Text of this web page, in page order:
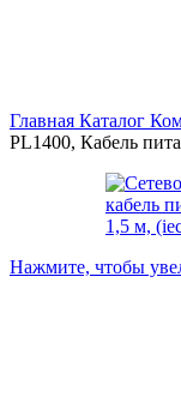
Главная Каталог
PL1400, Кабель
Нажмите, чтобы